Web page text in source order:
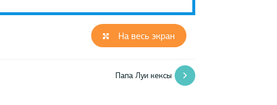
На весь экран
Папа Луи кексы